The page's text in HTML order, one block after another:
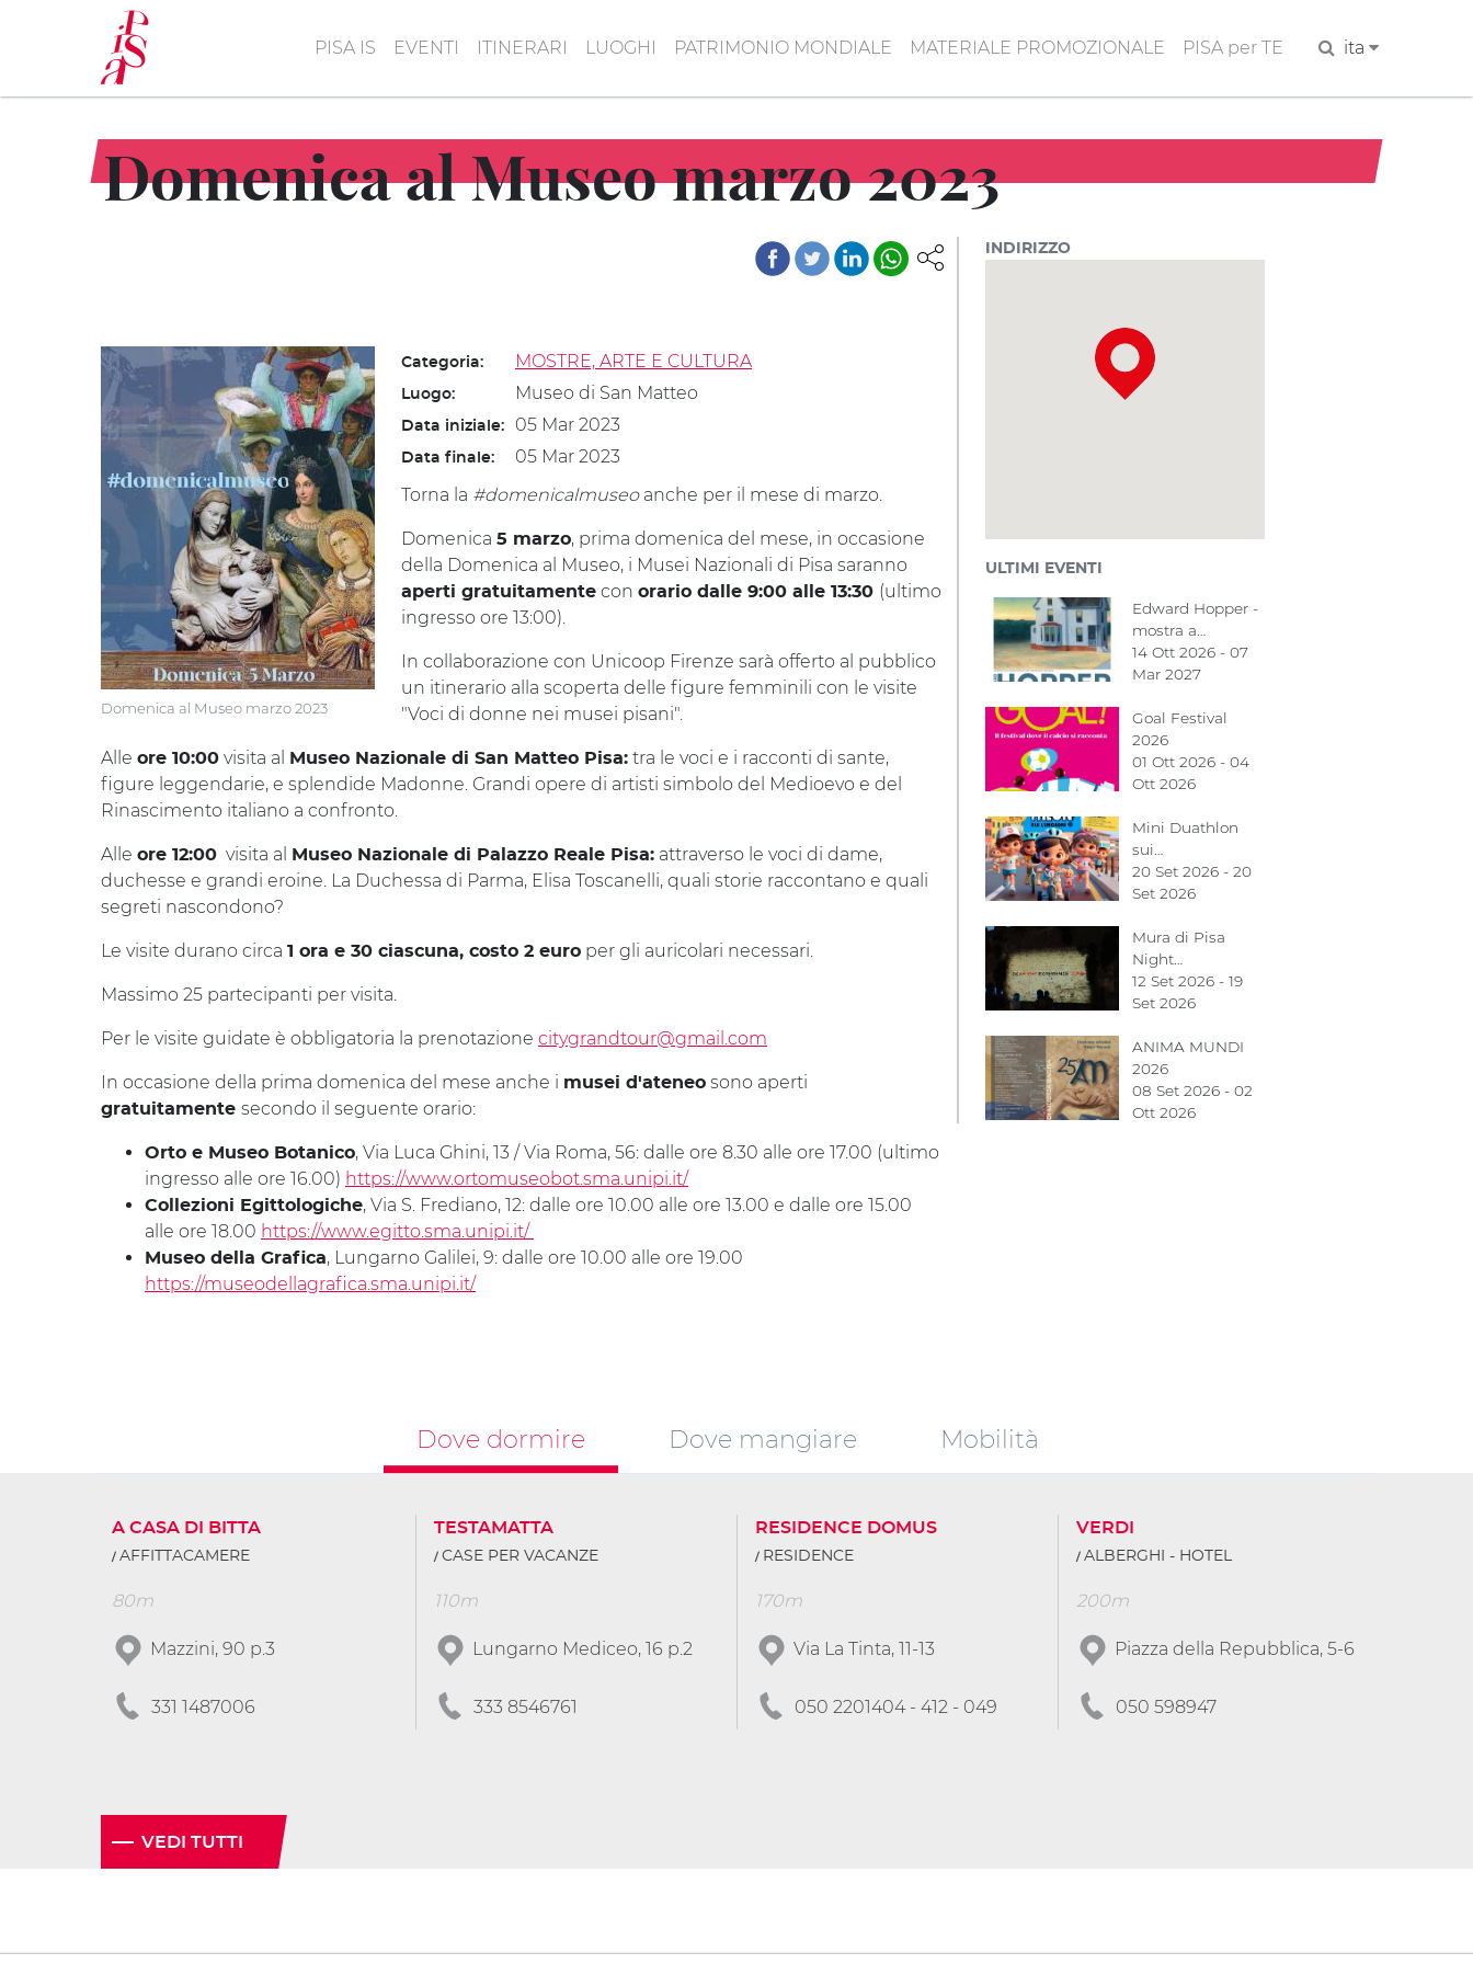
principale
PISA IS EVENTI ITINERARI LUOGHI PATRIMONIO MONDIALE MATERIALE PROMOZIONALE PISA per TE Cerca ita
Domenica al Museo marzo 2023
Domenica al Museo marzo 2023
Categoria: MOSTRE, ARTE E CULTURA
Luogo: Museo di San Matteo
Data iniziale: 05 Mar 2023
Data finale:
05 Mar 2023
Torna la #domenicalmuseoanche per il mese di marzo.
Domenica 5 marzo, prima domenica del mese, in occasione
della Domenica al Museo, i Musei Nazionali di Pisa saranno
aperti gratuitamente con orario dalle 9:00 alle 13:30 (ultimo
ingresso ore 13:00).
In collaborazione con Unicoop Firenze sarà offerto al pubblico
un itinerario alla scoperta delle figure femminili con le visite
"Voci di donne nei musei pisani".
Alle ore 10:00 visita al Museo Nazionale di San Matteo Pisa: tra le voci e i racconti di sante,
figure leggendarie, e splendide Madonne. Grandi opere di artisti simbolo del Medioevo e del
Rinascimento italiano a confronto.
Alle ore 12:00 visita al Museo Nazionale di Palazzo Reale Pisa: attraverso le voci di dame,
duchesse e grandi eroine. La Duchessa di Parma, Elisa Toscanelli, quali storie raccontano e quali
segreti nascondono?
Le visite durano circa 1 ora e 30 ciascuna, costo 2 euro per gli auricolari necessari.
Massimo 25 partecipanti per visita.
Per le visite guidate è obbligatoria la prenotazione citygrandtour@gmail.com
In occasione della prima domenica del mese anche i musei d'ateneo sono aperti
gratuitamente secondo il seguente orario:
Orto e Museo Botanico, Via Luca Ghini, 13 / Via Roma, 56: dalle ore 8.30 alle ore 17.00 (ultimo
ingresso alle ore 16.00) https://www.ortomuseobot.sma.unipi.it/
Collezioni Egittologiche, Via S. Frediano, 12: dalle ore 10.00 alle ore 13.00 e dalle ore 15.00
alle ore 18.00 https://www.egitto.sma.unipi.it/
Museo della Grafica, Lungarno Galilei, 9: dalle ore 10.00 alle ore 19.00
https://museodellagrafica.sma.unipi.it/
INDIRIZZO
ULTIMI EVENTI
Edward Hopper -
mostra a…
14 Ott 2026 - 07
Mar 2027
Goal Festival
2026
01 Ott 2026 - 04
Ott 2026
Mini Duathlon
sui…
20 Set 2026 - 20
Set 2026
Mura di Pisa
Night…
12 Set 2026 - 19
Set 2026
ANIMA MUNDI
2026
08 Set 2026 - 02
Ott 2026
Dove dormire Dove mangiare Mobilità
A CASA DI BITTA
AFFITTACAMERE
80m
Mazzini, 90 p.3
331 1487006
TESTAMATTA
CASE PER VACANZE
110m
Lungarno Mediceo, 16 p.2
333 8546761
RESIDENCE DOMUS
RESIDENCE
170m
Via La Tinta, 11-13
050 2201404 - 412 - 049
VERDI
ALBERGHI - HOTEL
200m
Piazza della Repubblica, 5-6
050 598947
VEDI TUTTI